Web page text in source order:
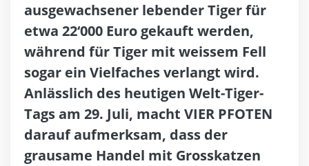
ausgewachsener lebender Tiger für
etwa 22‘000 Euro gekauft werden,
während für Tiger mit weissem Fell
sogar ein Vielfaches verlangt wird.
Anlässlich des heutigen Welt-Tiger-
Tags am 29. Juli, macht VIER PFOTEN
darauf aufmerksam, dass der
grausame Handel mit Grosskatzen